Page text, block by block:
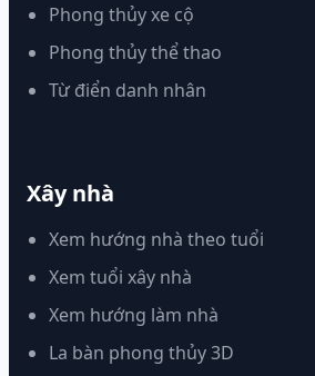
Phong thủy xe cộ
Phong thủy thể thao
Từ điển danh nhân
Xây nhà
Xem hướng nhà theo tuổi
Xem tuổi xây nhà
Xem hướng làm nhà
La bàn phong thủy 3D